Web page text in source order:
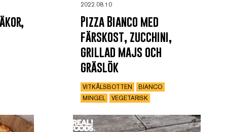
2022.08.10
Pizza Bianco med
färskost, zucchini,
grillad majs och
gräslök
VITKÅLSBOTTEN
BIANCO
MINGEL
VEGETARISK